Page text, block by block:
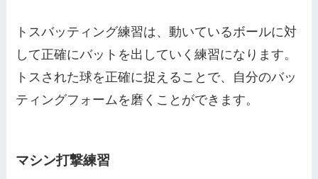
トスバッティング練習は、動いているボールに対
して正確にバットを出していく練習になります。
トスされた球を正確に捉えることで、自分のバッ
ティングフォームを磨くことができます。
マシン打撃練習